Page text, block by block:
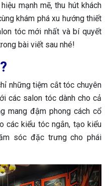
mạnh mẽ, thu hút khách
khám phá xu hướng thiết
tóc mới nhất và bí quyết
bài viết sau nhé!
những tiệm cắt tóc chuyên
các salon tóc dành cho cả
mang đậm phong cách cổ
các kiểu tóc ngắn, tạo kiểu
sóc đặc trưng cho phái